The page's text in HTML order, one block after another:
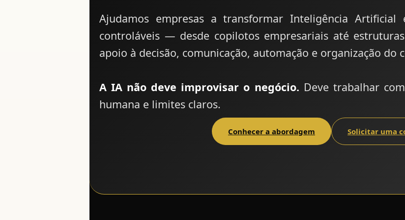
Ajudamos empresas a transformar Inteligência
controláveis — desde copilotos empresariais até
apoio à decisão, comunicação, automação e organização do
A IA não deve improvisar o negócio. Deve trabalhar
humana e limites claros.
Conhecer a abordagem Solicitar uma